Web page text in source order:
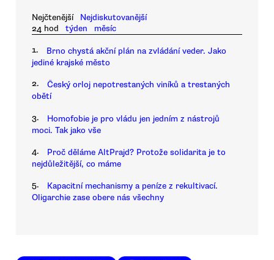
Nejčtenější
Nejdiskutovanější
24 hod
týden měsíc
1.
Brno chystá akční plán na zvládání veder. Jako
jediné krajské město
2.
Český orloj nepotrestaných viníků a trestaných
obětí
3.
Homofobie je pro vládu jen jedním z nástrojů
moci. Tak jako vše
4.
Proč děláme AltPrajd? Protože solidarita je to
nejdůležitější, co máme
5.
Kapacitní mechanismy a peníze z rekultivací.
Oligarchie zase obere nás všechny